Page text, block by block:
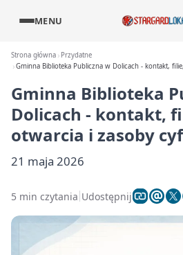
MENU
Strona główna
Przydatne
Gminna Biblioteka Publiczna w Dolicach - kontakt,
Gminna Biblioteka
Dolicach - kontakt,
otwarcia i zasoby
21 maja 2026
5 min czytania Udostępnij